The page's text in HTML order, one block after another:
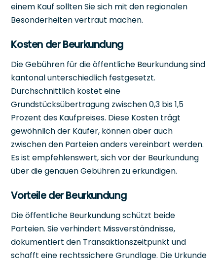
einem Kauf sollten Sie sich mit den regionalen
Besonderheiten vertraut machen.
Kosten der Beurkundung
Die Gebühren für die öffentliche Beurkundung sind
kantonal unterschiedlich festgesetzt.
Durchschnittlich kostet eine
Grundstücksübertragung zwischen 0,3 bis 1,5
Prozent des Kaufpreises. Diese Kosten trägt
gewöhnlich der Käufer, können aber auch
zwischen den Parteien anders vereinbart werden.
Es ist empfehlenswert, sich vor der Beurkundung
über die genauen Gebühren zu erkundigen.
Vorteile der Beurkundung
Die öffentliche Beurkundung schützt beide
Parteien. Sie verhindert Missverständnisse,
dokumentiert den Transaktionszeitpunkt und
schafft eine rechtssichere Grundlage. Die Urkunde